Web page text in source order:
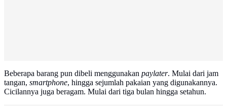
Beberapa barang pun dibeli menggunakan paylater. Mulai dari jam
tangan, smartphone, hingga sejumlah pakaian yang digunakannya.
Cicilannya juga beragam. Mulai dari tiga bulan hingga setahun.